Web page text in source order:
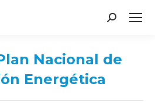
Search:
Nacional de
Energética